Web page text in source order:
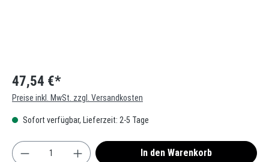
47,54 €*
Preise inkl. MwSt. zzgl. Versandkosten
Sofort verfügbar, Lieferzeit: 2-5 Tage
Produkt Anzahl: Gib den gewünschten Wert ein
In den Warenkorb